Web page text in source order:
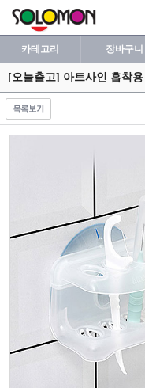
카테고리 장바구니
[오늘출고] 아트사인 흡착